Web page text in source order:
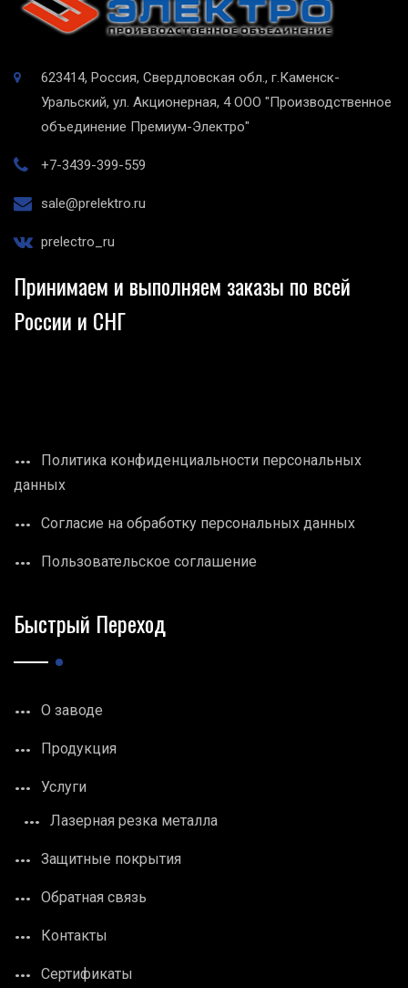
623414, Россия, Свердловская обл., г.Каменск-
Уральский, ул. Акционерная, 4 ООО "Производственное
объединение Премиум-Электро"
+7-3439-399-559
sale@prelektro.ru
prelectro_ru
Принимаем и выполняем заказы по всей
России и СНГ
Политика конфиденциальности персональных
данных
Согласие на обработку персональных данных
Пользовательское соглашение
Быстрый Переход
О заводе
Продукция
Услуги
Лазерная резка металла
Защитные покрытия
Обратная связь
Контакты
Сертификаты